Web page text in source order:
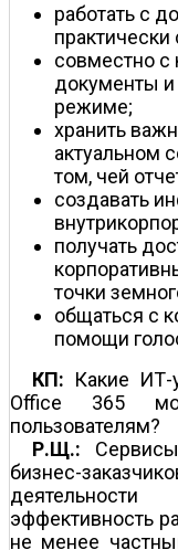
работать с
практически
совместно с
документы
режиме;
хранить
актуальном
том, чей
создавать
получать
точки
общаться с
помощи
КП: Какие ИТ-
Office 365
пользователям?
Р.Щ.:
бизнес-
эффективность
не менее